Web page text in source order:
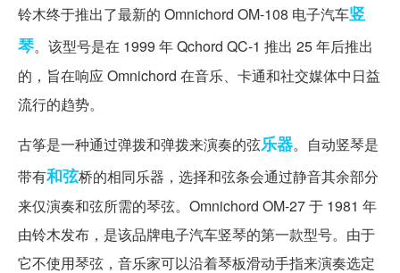
铃木终于推出了最新的 Omnichord OM-108 电子汽车竖
琴。该型号是在 1999 年 Qchord QC-1 推出 25 年后推出
的，旨在响应 Omnichord 在音乐、卡通和社交媒体中日益
流行的趋势。
古筝是一种通过弹拨和弹拨来演奏的弦乐器。自动竖琴是
带有和弦桥的相同乐器，选择和弦条会通过静音其余部分
来仅演奏和弦所需的琴弦。Omnichord OM-27 于 1981 年
由铃木发布，是该品牌电子汽车竖琴的第一款型号。由于
它不使用琴弦，音乐家可以沿着琴板滑动手指来演奏选定